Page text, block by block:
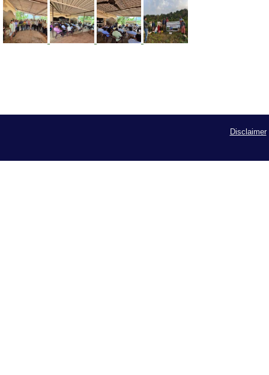
Disclaimer